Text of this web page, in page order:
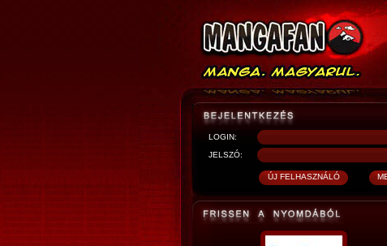
LOGIN:
JELSZÓ: